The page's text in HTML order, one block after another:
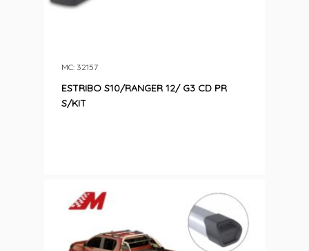
ESTRIBO S10/RANGER 12/ G3 CD PR
S/KIT
MC: 32157